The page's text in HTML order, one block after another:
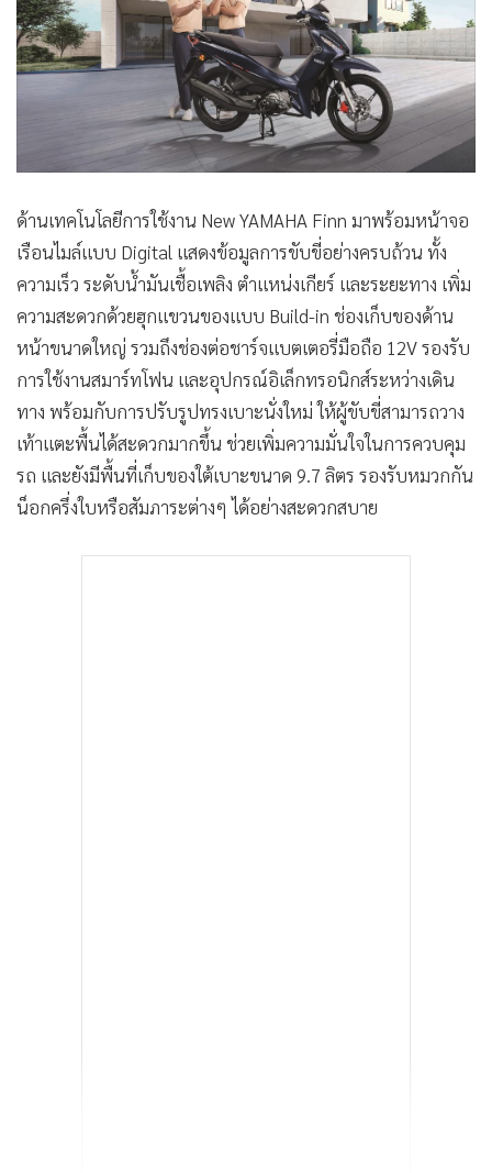
ด้านเทคโนโลยีการใช้งาน New YAMAHA Finn มาพร้อมหน้าจอ
เรือนไมล์แบบ Digital แสดงข้อมูลการขับขี่อย่างครบถ้วน ทั้ง
ความเร็ว ระดับน้ำมันเชื้อเพลิง ตำแหน่งเกียร์ และระยะทาง เพิ่ม
ความสะดวกด้วยฮุกแขวนของแบบ Build-in ช่องเก็บของด้าน
หน้าขนาดใหญ่ รวมถึงช่องต่อชาร์จแบตเตอรี่มือถือ 12V รองรับ
การใช้งานสมาร์ทโฟน และอุปกรณ์อิเล็กทรอนิกส์ระหว่างเดิน
ทาง พร้อมกับการปรับรูปทรงเบาะนั่งใหม่ ให้ผู้ขับขี่สามารถวาง
เท้าแตะพื้นได้สะดวกมากขึ้น ช่วยเพิ่มความมั่นใจในการควบคุม
รถ และยังมีพื้นที่เก็บของใต้เบาะขนาด 9.7 ลิตร รองรับหมวกกัน
น็อกครึ่งใบหรือสัมภาระต่างๆ ได้อย่างสะดวกสบาย